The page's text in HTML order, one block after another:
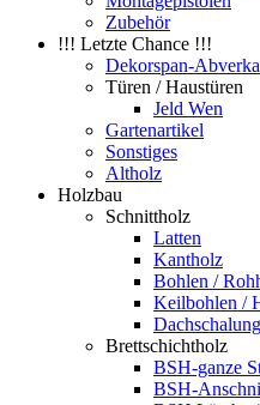
Zubehör
!!! Letzte Chance !!!
Dekorspan-
Türen / Haustüren
Jeld Wen
Gartenartikel
Sonstiges
Altholz
Holzbau
Schnittholz
Latten
Kantholz
Bohlen /
Keilbohlen /
Dachschalung
Brettschichtholz
BSH-ganze
BSH-